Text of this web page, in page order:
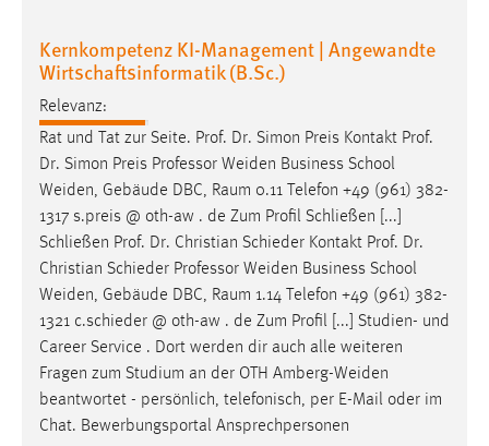
Kernkompetenz KI-Management | Angewandte
Wirtschaftsinformatik (B.Sc.)
Relevanz:
Rat und Tat zur Seite. Prof. Dr. Simon Preis Kontakt Prof.
Dr. Simon Preis Professor Weiden Business School
Weiden, Gebäude DBC, Raum 0.11 Telefon +49 (961) 382-
1317 s.preis @ oth-aw . de Zum Profil Schließen [...]
Schließen Prof. Dr. Christian Schieder Kontakt Prof. Dr.
Christian Schieder Professor Weiden Business School
Weiden, Gebäude DBC, Raum 1.14 Telefon +49 (961) 382-
1321 c.schieder @ oth-aw . de Zum Profil [...] Studien- und
Career Service . Dort werden dir auch alle weiteren
Fragen zum Studium an der OTH Amberg-Weiden
beantwortet - persönlich, telefonisch, per E-Mail oder im
Chat. Bewerbungsportal Ansprechpersonen